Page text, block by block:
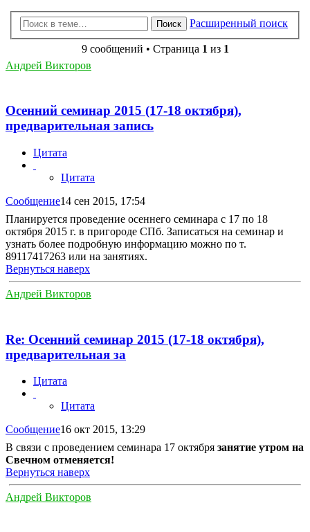
Поиск Расширенный поиск
9 сообщений • Страница 1 из 1
Андрей Викторов
Осенний семинар 2015 (17-18 октября),
предварительная запись
Цитата
Цитата
Сообщение14 сен 2015, 17:54
Планируется проведение осеннего семинара с 17 по 18
октября 2015 г. в пригороде СПб. Записаться на семинар и
узнать более подробную информацию можно по т.
89117417263 или на занятиях.
Вернуться наверх
Андрей Викторов
Re: Осенний семинар 2015 (17-18 октября),
предварительная за
Цитата
Цитата
Сообщение16 окт 2015, 13:29
В связи с проведением семинара 17 октября занятие утром на
Свечном отменяется!
Вернуться наверх
Андрей Викторов